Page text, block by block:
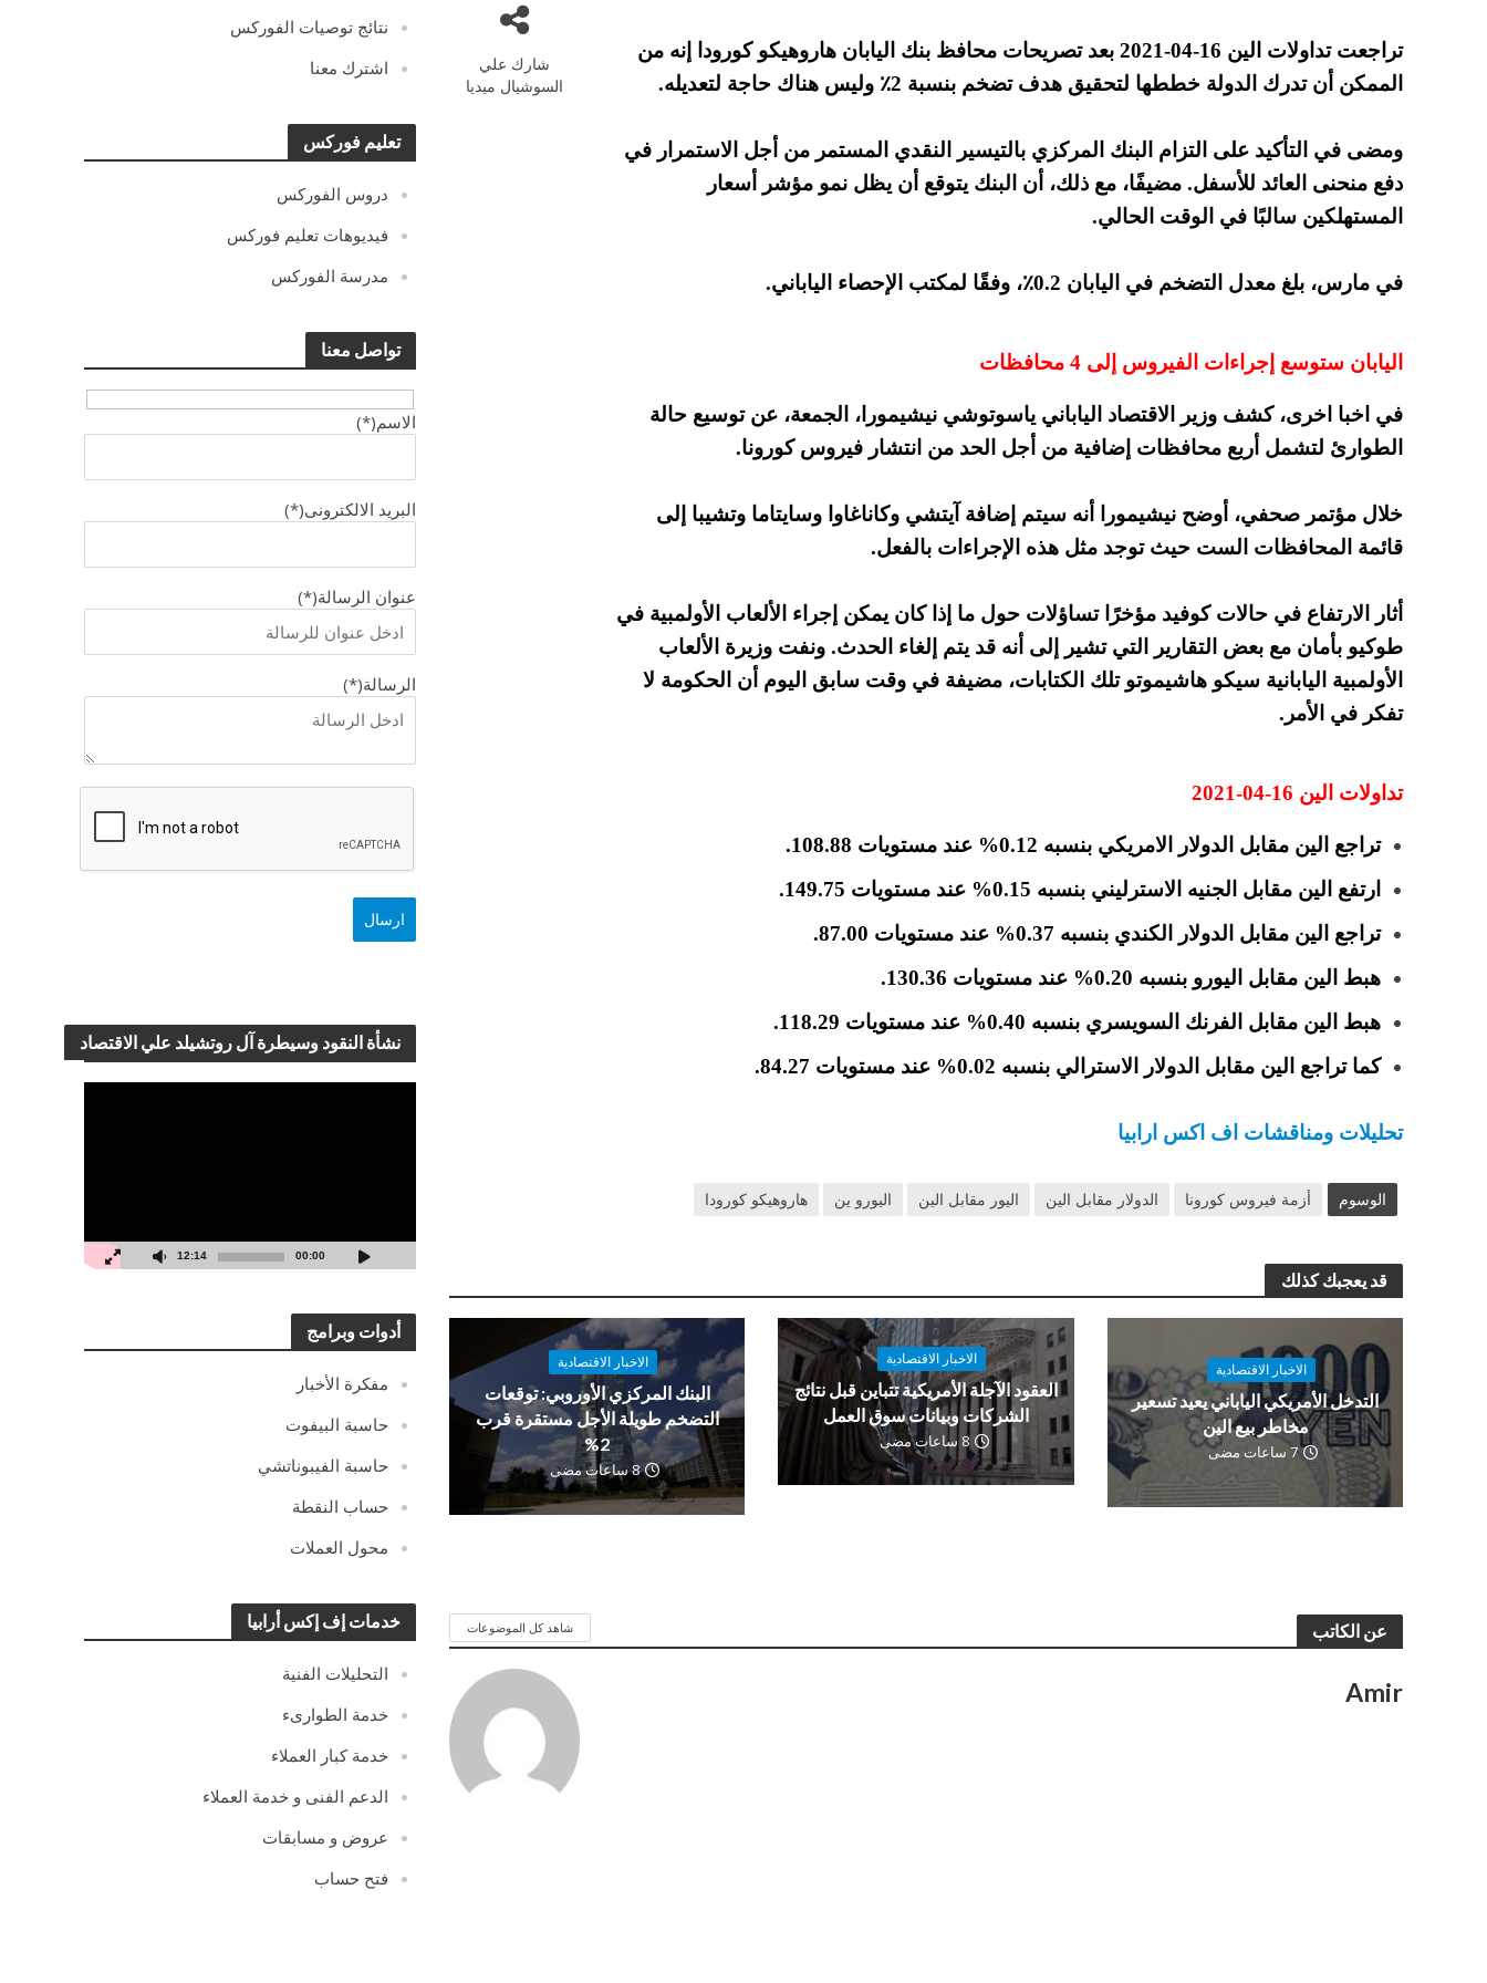
نتائج توصيات الفوركس
اشترك معنا
تعليم فوركس
دروس الفوركس
فيديوهات تعليم فوركس
مدرسة الفوركس
تواصل معنا
الاسم(*)
البريد الالكترونى(*)
عنوان الرسالة(*)
الرسالة(*)
نشأة النقود وسيطرة آل روتشيلد علي الاقتصاد
00:00
12:14
أدوات وبرامج
مفكرة الأخبار
حاسبة البيفوت
حاسبة الفيبوناتشي
حساب النقطة
محول العملات
خدمات إف إكس أرابيا
التحليلات الفنية
خدمة الطوارىء
خدمة كبار العملاء
الدعم الفنى و خدمة العملاء
عروض و مسابقات
فتح حساب
شارك علي
السوشيال ميديا
تراجعت تداولات الين 16-04-2021 بعد تصريحات محافظ بنك اليابان هاروهيكو كورودا إنه من
الممكن أن تدرك الدولة خططها لتحقيق هدف تضخم بنسبة 2٪ وليس هناك حاجة لتعديله.
ومضى في التأكيد على التزام البنك المركزي بالتيسير النقدي المستمر من أجل الاستمرار في
دفع منحنى العائد للأسفل. مضيفًا، مع ذلك، أن البنك يتوقع أن يظل نمو مؤشر أسعار
المستهلكين سالبًا في الوقت الحالي.
في مارس، بلغ معدل التضخم في اليابان 0.2٪، وفقًا لمكتب الإحصاء الياباني.
اليابان ستوسع إجراءات الفيروس إلى 4 محافظات
في اخبا اخرى، كشف وزير الاقتصاد الياباني ياسوتوشي نيشيمورا، الجمعة، عن توسيع حالة
الطوارئ لتشمل أربع محافظات إضافية من أجل الحد من انتشار فيروس كورونا.
خلال مؤتمر صحفي، أوضح نيشيمورا أنه سيتم إضافة آيتشي وكاناغاوا وسايتاما وتشيبا إلى
قائمة المحافظات الست حيث توجد مثل هذه الإجراءات بالفعل.
أثار الارتفاع في حالات كوفيد مؤخرًا تساؤلات حول ما إذا كان يمكن إجراء الألعاب الأولمبية في
طوكيو بأمان مع بعض التقارير التي تشير إلى أنه قد يتم إلغاء الحدث. ونفت وزيرة الألعاب
الأولمبية اليابانية سيكو هاشيموتو تلك الكتابات، مضيفة في وقت سابق اليوم أن الحكومة لا
تفكر في الأمر.
تداولات الين 16-04-2021
تراجع الين مقابل الدولار الامريكي بنسبه 0.12% عند مستويات 108.88.
ارتفع الين مقابل الجنيه الاسترليني بنسبه 0.15% عند مستويات 149.75.
تراجع الين مقابل الدولار الكندي بنسبه 0.37% عند مستويات 87.00.
هبط الين مقابل اليورو بنسبه 0.20% عند مستويات 130.36.
هبط الين مقابل الفرنك السويسري بنسبه 0.40% عند مستويات 118.29.
كما تراجع الين مقابل الدولار الاسترالي بنسبه 0.02% عند مستويات 84.27.
تحليلات ومناقشات اف اكس ارابيا
الوسوم أزمة فيروس كورونا الدولار مقابل الين اليور مقابل الين اليورو ين هاروهيكو كورودا
قد يعجبك كذلك
الاخبار الاقتصادية
التدخل الأمريكي الياباني يعيد تسعير
مخاطر بيع الين
7 ساعات مضى
الاخبار الاقتصادية
العقود الآجلة الأمريكية تتباين قبل نتائج
الشركات وبيانات سوق العمل
8 ساعات مضى
الاخبار الاقتصادية
البنك المركزي الأوروبي: توقعات
التضخم طويلة الأجل مستقرة قرب
2%
8 ساعات مضى
عن الكاتب شاهد كل الموضوعات
Amir